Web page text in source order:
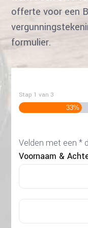
offerte voor een
formulier.
Stap 1 van 3
33%
Velden met een *
Voornaam &